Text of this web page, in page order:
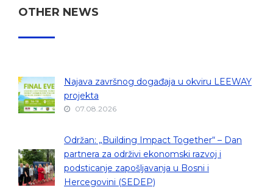
OTHER NEWS
Najava završnog događaja u okviru LEEWAY
projekta
07.08.2026
Održan: „Building Impact Together“ – Dan
partnera za održivi ekonomski razvoj i
podsticanje zapošljavanja u Bosni i
Hercegovini (SEDEP)